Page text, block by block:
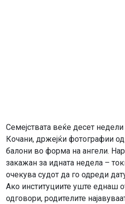
Семејствата веќе десет
Кочани, држејќи фотографии
балони во форма на ангели.
закажан за идната недела –
очекува судот да го одреди
Ако институциите уште еднаш
одговори, родителите